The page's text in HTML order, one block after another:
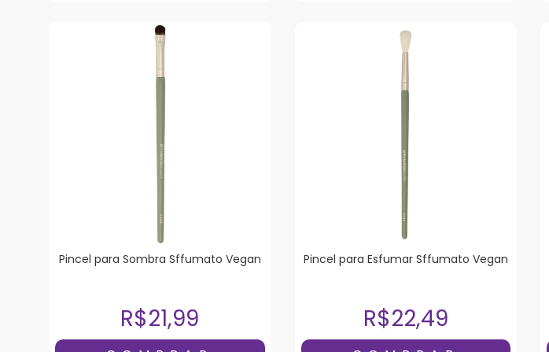
Pincel para Sombra Sffumato Vegan
R$21,99
Pincel para Esfumar Sffumato Vegan
R$22,49